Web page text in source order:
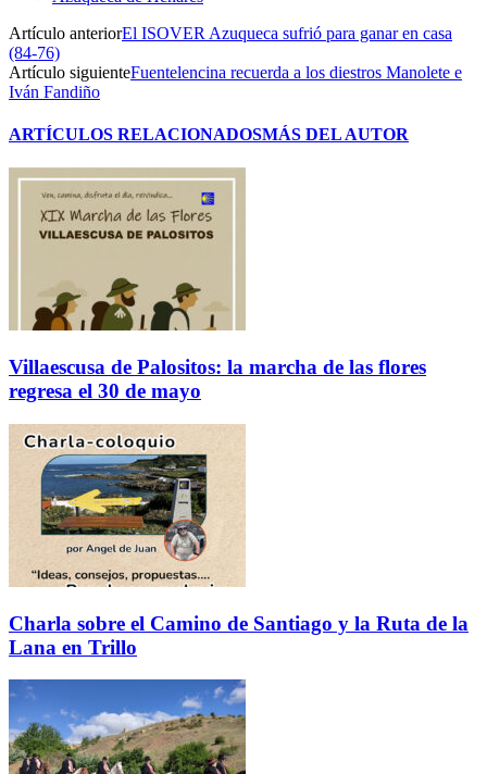
Artículo anteriorEl ISOVER Azuqueca sufrió para ganar en casa
(84-76)
Artículo siguienteFuentelencina recuerda a los diestros Manolete e
Iván Fandiño
ARTÍCULOS RELACIONADOSMÁS DEL AUTOR
Villaescusa de Palositos: la marcha de las flores
regresa el 30 de mayo
Charla sobre el Camino de Santiago y la Ruta de la
Lana en Trillo